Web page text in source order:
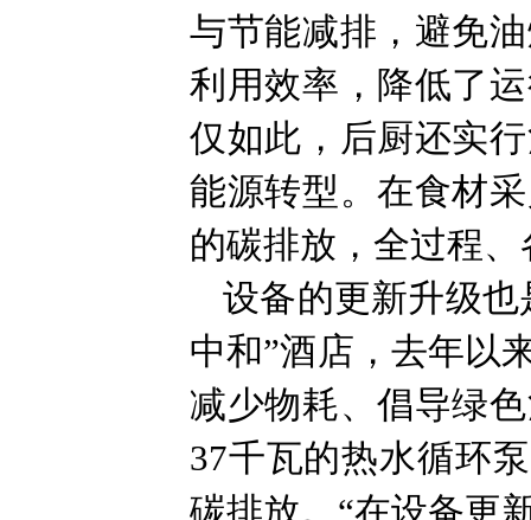
与节能减排，避免
利用效率，降低了
仅如此，后厨还实
能源转型。在食材
的碳排放，全过程
设备的更新升级
中和”酒店，去年以
减少物耗、倡导绿
37千瓦的热水循环
碳排放。“在设备更